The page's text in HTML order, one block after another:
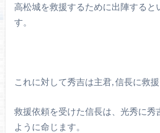
高松城を救援するために出陣すると
す。
これに対して秀吉は主君, 信長に救援
救援依頼を受けた信長は、光秀に秀
ように命じます。